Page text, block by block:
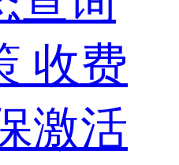
收费
激活